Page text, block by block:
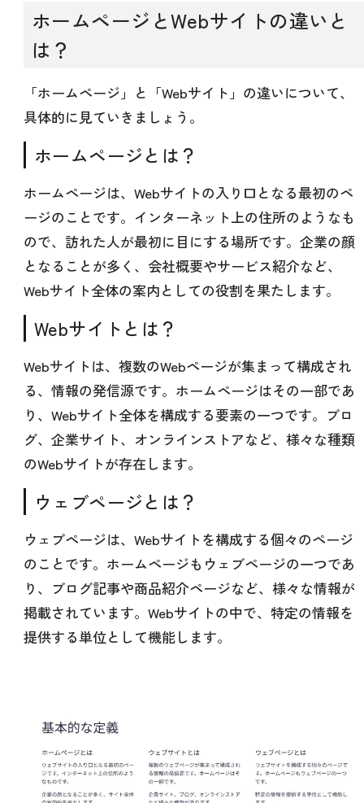
ホームページとWebサイトの違いと
は？
「ホームページ」と「Webサイト」の違いについて、
具体的に見ていきましょう。
ホームページとは？
ホームページは、Webサイトの入り口となる最初のペ
ージのことです。インターネット上の住所のようなも
ので、訪れた人が最初に目にする場所です。企業の顔
となることが多く、会社概要やサービス紹介など、
Webサイト全体の案内としての役割を果たします。
Webサイトとは？
Webサイトは、複数のWebページが集まって構成され
る、情報の発信源です。ホームページはその一部であ
り、Webサイト全体を構成する要素の一つです。ブロ
グ、企業サイト、オンラインストアなど、様々な種類
のWebサイトが存在します。
ウェブページとは？
ウェブページは、Webサイトを構成する個々のページ
のことです。ホームページもウェブページの一つであ
り、ブログ記事や商品紹介ページなど、様々な情報が
掲載されています。Webサイトの中で、特定の情報を
提供する単位として機能します。